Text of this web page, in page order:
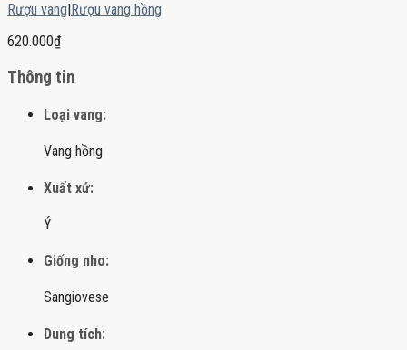
Rượu vang|Rượu vang hồng
620.000₫
Thông tin
Loại vang:
Vang hồng
Xuất xứ:
Ý
Giống nho:
Sangiovese
Dung tích: